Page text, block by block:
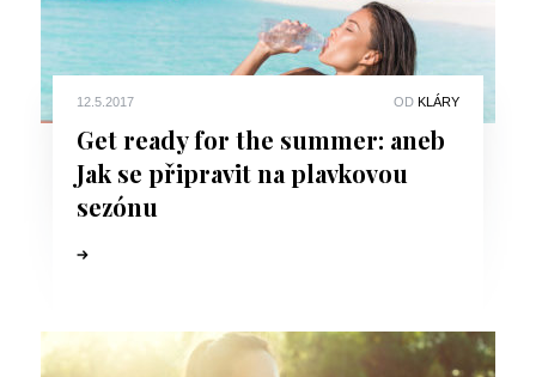
12.5.2017 OD KLÁRY
Get ready for the summer: aneb
Jak se připravit na plavkovou
sezónu